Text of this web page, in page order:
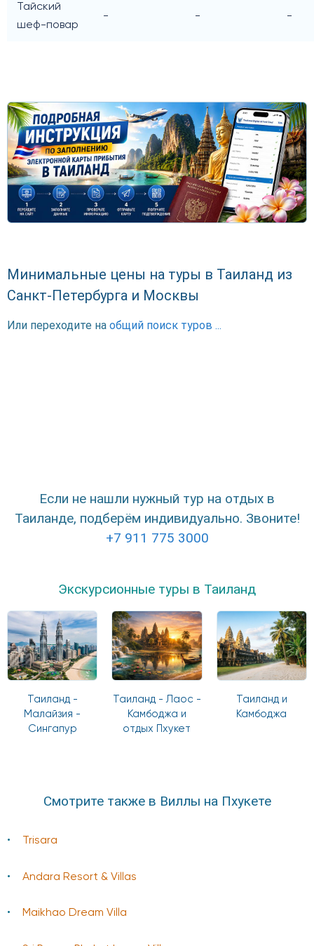
Тайский
шеф-повар
- - -
Минимальные цены на туры в Таиланд из
Санкт-Петербурга и Москвы
Или переходите на общий поиск туров ...
Если не нашли нужный тур на отдых в
Таиланде, подберём индивидуально. Звоните!
+7 911 775 3000
Экскурсионные туры в Таиланд
Таиланд -
Малайзия -
Сингапур
Таиланд - Лаос -
Камбоджа и
отдых Пхукет
Таиланд и
Камбоджа
Смотрите также в Виллы на Пхукете
Trisara
Andara Resort & Villas
Maikhao Dream Villa